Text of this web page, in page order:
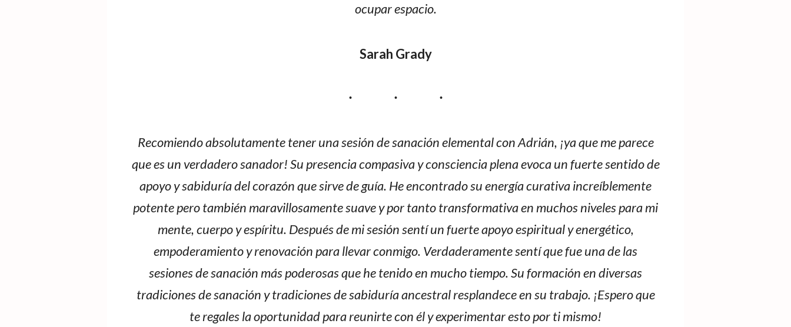
ocupar espacio.
Sarah Grady
Recomiendo absolutamente tener una sesión de sanación elemental con Adrián, ¡ya que me parece
que es un verdadero sanador! Su presencia compasiva y consciencia plena evoca un fuerte sentido de
apoyo y sabiduría del corazón que sirve de guía. He encontrado su energía curativa increíblemente
potente pero también maravillosamente suave y por tanto transformativa en muchos niveles para mi
mente, cuerpo y espíritu. Después de mi sesión sentí un fuerte apoyo espiritual y energético,
empoderamiento y renovación para llevar conmigo. Verdaderamente sentí que fue una de las
sesiones de sanación más poderosas que he tenido en mucho tiempo. Su formación en diversas
tradiciones de sanación y tradiciones de sabiduría ancestral resplandece en su trabajo. ¡Espero que
te regales la oportunidad para reunirte con él y experimentar esto por ti mismo!